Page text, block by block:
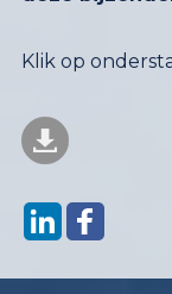
Klik op